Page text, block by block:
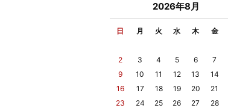
2026年8月
日 月 火 水 木 金
2
3 4 5 6 7
9
10 11 12 13 14
16
17 18 19 20 21
23
24 25 26 27 28